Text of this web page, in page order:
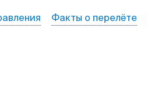
Факты о перелёте